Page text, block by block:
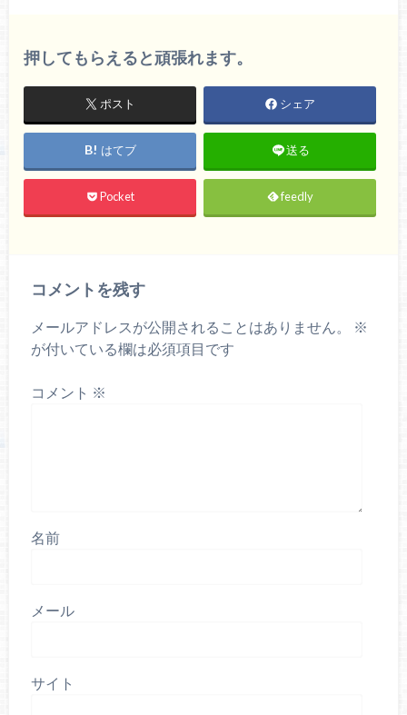
押してもらえると頑張れます。
ポスト シェア
はてブ 送る
Pocket feedly
コメントを残す
メールアドレスが公開されることはありません。
※
が付いている欄は必須項目です
コメント ※
名前
メール
サイト